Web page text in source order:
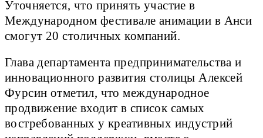
Уточняется, что принять участие в
Международном фестивале анимации в Анси
смогут 20 столичных компаний.
Глава департамента предпринимательства и
инновационного развития столицы Алексей
Фурсин отметил, что международное
продвижение входит в список самых
востребованных у креативных индустрий